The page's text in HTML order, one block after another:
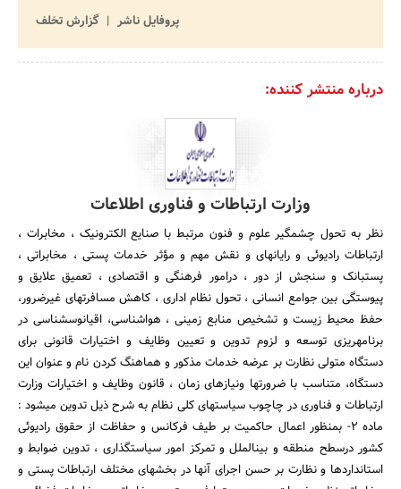
پروفایل ناشر
گزارش تخلف
درباره منتشر کننده:
وزارت ارتباطات و فناوری اطلاعات
نظر به تحول چشمگیر علوم و فنون مرتبط با صنایع الکترونیک ، مخابرات ،
ارتباطات رادیوئی و رایانه‎ای و نقش مهم و مؤثر خدمات پستی ، مخابراتی ،
پست‎بانک و سنجش از دور ، درامور فرهنگی و اقتصادی ، تعمیق علایق و
پیوستگی بین جوامع انسانی ، تحول نظام اداری ، کاهش مسافرتهای غیرضرور،
حفظ محیط زیست و تشخیص منابع زمینی ، هواشناسی، اقیانوس‎شناسی در
برنامه‎ریزی توسعه و لزوم تدوین و تعیین وظایف و اختیارات قانونی برای
دستگاه متولی نظارت بر عرضه خدمات مذکور و هماهنگ کردن نام و عنوان این
دستگاه، متناسب با ضرورتها ونیازهای زمان ، قانون وظایف و اختیارات وزارت
ارتباطات و فناوری در چاچوب سیاستهای کلی نظام به شرح ذیل تدوین می‎شود :
ماده 2- بمنظور اعمال حاکمیت بر طیف فرکانس و حفاظت از حقوق رادیوئی
کشور درسطح منطقه و بین‎الملل و تمرکز امور سیاستگذاری ، تدوین ضوابط و
استانداردها و نظارت بر حسن اجرای آنها در بخشهای مختلف ارتباطات پستی و